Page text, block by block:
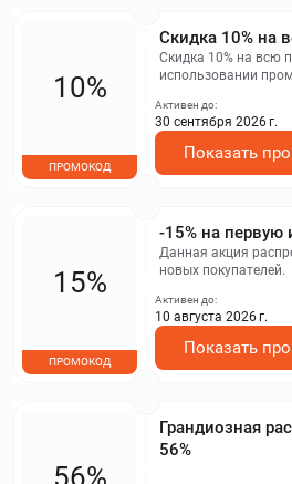
Скидка 10% на
Скидка 10% на всю
использовании
Невозможно
другими
товары, уже
10%
ПРОМОКОД
Активен до:
30 сентября 2026 г.
Показать
-15% на первую
Данная акция
новых покупателей.
15%
ПРОМОКОД
Активен до:
10 августа 2026 г.
Показать
Грандиозная
56%
56%